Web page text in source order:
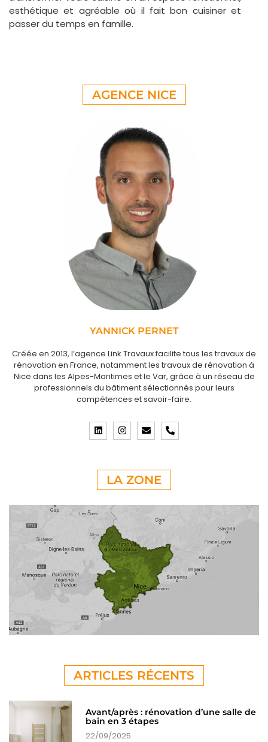
esthétique et agréable où il fait bon cuisiner et
passer du temps en famille.
AGENCE NICE
YANNICK PERNET
Créée en 2013, l’agence Link Travaux facilite tous les travaux de
rénovation en France, notamment les travaux de rénovation à
Nice dans les Alpes-Maritimes et le Var, grâce à un réseau de
professionnels du bâtiment sélectionnés pour leurs
compétences et savoir-faire.
LA ZONE
ARTICLES RÉCENTS
Avant/après : rénovation d’une salle de
bain en 3 étapes
22/09/2025